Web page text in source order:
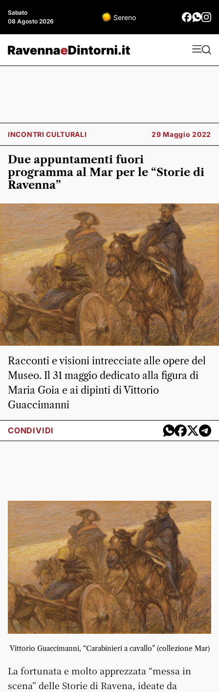
Sabato
08 Agosto 2026
Sereno
INCONTRI CULTURALI 29 Maggio 2022
Due appuntamenti fuori
programma al Mar per le “Storie di
Ravenna”
Racconti e visioni intrecciate alle opere del
Museo. Il 31 maggio dedicato alla figura di
Maria Goia e ai dipinti di Vittorio
Guaccimanni
CONDIVIDI
Vittorio Guaccimanni, “Carabinieri a cavallo” (collezione Mar)
La fortunata e molto apprezzata “messa in
scena” delle Storie di Ravena, ideate da